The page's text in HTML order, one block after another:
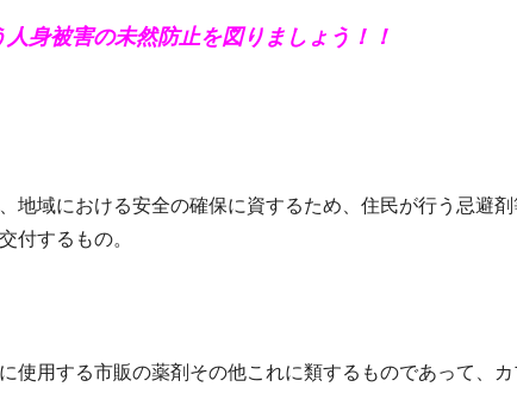
身被害の未然防止を図りましょう！！
地域における安全の確保に資するため、住民が行う忌避
付するもの。
使用する市販の薬剤その他これに類するものであって、